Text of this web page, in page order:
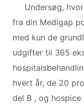
Undersøg,
fra din Medigap
med kun de
udgifter til 365
hvert år, de 20
del B , og